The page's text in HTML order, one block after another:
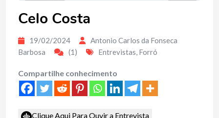
Celo Costa
19/02/2024
Antonio Carlos da Fonseca
Barbosa
(1) Entrevistas, Forró
Compartilhe conhecimento
Clique Aqui Para Ouvir a Entrevista